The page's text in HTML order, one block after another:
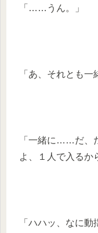
「……うん。」
「あ、それとも一
「一緒に……だ、
よ、１人で入るか
「ハハッ、なに